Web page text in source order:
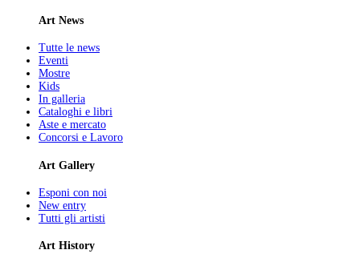
Art News
Tutte le news
Eventi
Mostre
Kids
In galleria
Cataloghi e libri
Aste e mercato
Concorsi e Lavoro
Art Gallery
Esponi con noi
New entry
Tutti gli artisti
Art History